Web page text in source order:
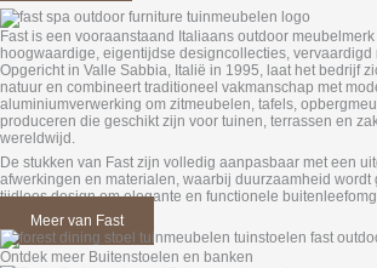
Fast is een vooraanstaand Italiaans outdoor
hoogwaardige, eigentijdse designcollecties, vervaardigd
Opgericht in Valle Sabbia, Italië in 1995, laat het bedrijf
natuur en combineert traditioneel vakmanschap met
aluminiumverwerking om zitmeubelen, tafels,
produceren die geschikt zijn voor tuinen, terrassen en
wereldwijd.
De stukken van Fast zijn volledig aanpasbaar met een
afwerkingen en materialen, waarbij duurzaamheid wordt
tijdloos design om elegante en functionele
Meer van Fast
Ontdek meer Buitenstoelen en banken